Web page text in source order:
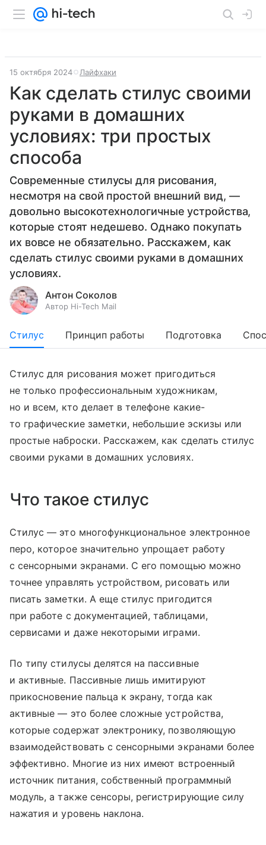
15 октября 2024 Лайфхаки
Как сделать стилус своими
руками в домашних
условиях: три простых
способа
Современные стилусы для рисования,
несмотря на свой простой внешний вид, —
довольно высокотехнологичные устройства,
которые стоят недешево. Однако покупать
их вовсе не обязательно. Расскажем, как
сделать стилус своими руками в домашних
условиях.
Антон Соколов
Автор Hi-Tech Mail
Стилус Принцип работы Подготовка
Стилус для рисования может пригодиться
не только профессиональным художникам,
но и всем, кто делает в телефоне какие-
то графические заметки, небольшие эскизы или
простые наброски. Расскажем, как сделать стилус
своими руками в домашних условиях.
Что такое стилус
Стилус — это многофункциональное электронное
перо, которое значительно упрощает работу
с сенсорными экранами. С его помощью можно
точнее управлять устройством, рисовать или
писать заметки. А еще стилус пригодится
при работе с документацией, таблицами,
сервисами и даже некоторыми играми.
По типу стилусы делятся на пассивные
и активные. Пассивные лишь имитируют
прикосновение пальца к экрану, тогда как
активные — это более сложные устройства,
которые содержат электронику, позволяющую
взаимодействовать с сенсорными экранами более
эффективно. Многие из них имеют встроенный
источник питания, собственный программный
модуль, а также сенсоры, регистрирующие силу
нажатия и уровень наклона.